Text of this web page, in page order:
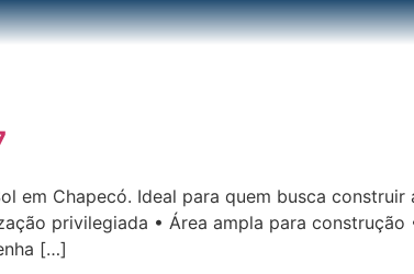
em Chapecó. Ideal para quem busca construir
privilegiada • Área ampla para construção
[…]